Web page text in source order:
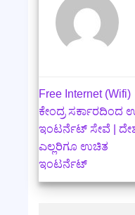
Free Internet (Wifi)
ಕೇಂದ್ರ ಸರ್ಕಾರದಿಂದ
ಇಂಟರ್ನೆಟ್‌ ಸೇವೆ |
ಎಲ್ಲರಿಗೂ ಉಚಿತ
ಇಂಟರ್ನೆಟ್